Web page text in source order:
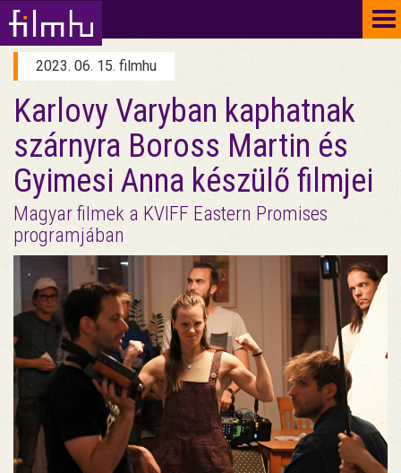
2023. 06. 15. filmhu
Karlovy Varyban kaphatnak
szárnyra Boross Martin és
Gyimesi Anna készülő filmjei
Magyar filmek a KVIFF Eastern Promises
programjában